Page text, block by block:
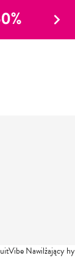
Nawilżający